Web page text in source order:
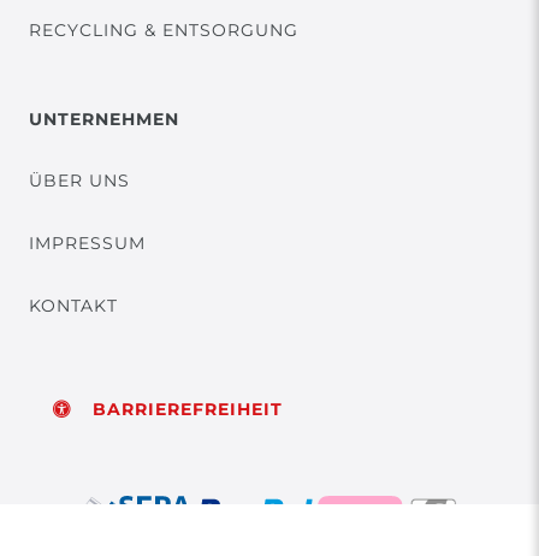
RECYCLING & ENTSORGUNG
UNTERNEHMEN
ÜBER UNS
IMPRESSUM
KONTAKT
BARRIEREFREIHEIT